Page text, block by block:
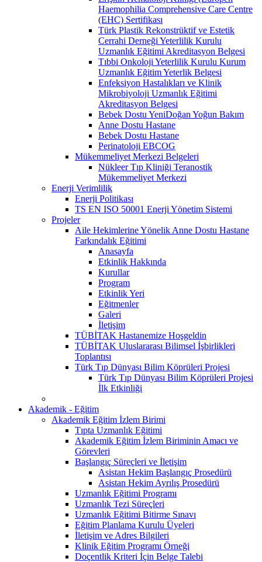
Haemophilia Comprehensive Care Centre
(EHC) Sertifikası
Türk Plastik Rekonstrüktif ve Estetik
Cerrahi Derneği Yeterlilik Kurulu
Uzmanlık Eğitimi Akreditasyon Belgesi
Tıbbi Onkoloji Yeterlilik Kurulu Kurum
Uzmanlık Eğitim Yeterlik Belgesi
Enfeksiyon Hastalıkları ve Klinik
Mikrobiyoloji Uzmanlık Eğitimi
Akreditasyon Belgesi
Bebek Dostu YeniDoğan Yoğun Bakım
Anne Dostu Hastane
Bebek Dostu Hastane
Perinatoloji EBCOG
Mükemmeliyet Merkezi Belgeleri
Nükleer Tıp Kliniği Teranostik
Mükemmeliyet Merkezi
Enerji Verimlilik
Enerji Politikası
TS EN ISO 50001 Enerji Yönetim Sistemi
Projeler
Aile Hekimlerine Yönelik Anne Dostu Hastane
Farkındalık Eğitimi
Anasayfa
Etkinlik Hakkında
Kurullar
Program
Etkinlik Yeri
Eğitmenler
Galeri
İletişim
TÜBİTAK Hastanemize Hoşgeldin
TÜBİTAK Uluslararası Bilimsel İşbirlikleri
Toplantısı
Türk Tıp Dünyası Bilim Köprüleri Projesi
Türk Tıp Dünyası Bilim Köprüleri Projesi
İlk Etkinliği
Akademik - Eğitim
Akademik Eğitim İzlem Birimi
Tıpta Uzmanlık Eğitimi
Akademik Eğitim İzlem Biriminin Amacı ve
Görevleri
Başlangıç Süreçleri ve İletişim
Asistan Hekim Başlangıç Prosedürü
Asistan Hekim Ayrılış Prosedürü
Uzmanlık Eğitimi Programı
Uzmanlık Tezi Süreçleri
Uzmanlık Eğitimi Bitirme Sınavı
Eğitim Planlama Kurulu Üyeleri
İletişim ve Adres Bilgileri
Klinik Eğitim Programı Örneği
Doçentlik Kriteri İçin Belge Talebi